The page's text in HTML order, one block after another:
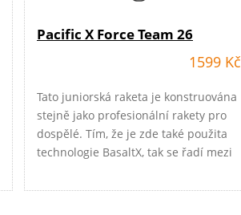
Pacific X Force Team 26
1599 Kč
Tato juniorská raketa je konstruována
stejně jako profesionální rakety pro
dospělé. Tím, že je zde také použita
technologie BasaltX, tak se řadí mezi
technologie jsou upraveny pro